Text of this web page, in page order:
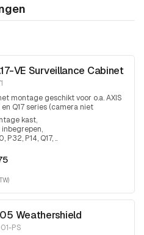
VE Surveillance Cabinet
montage geschikt voor o.a. AXIS
en Q17 series (camera niet
kast
P32, P14, Q17, ..
Weathershield
PS